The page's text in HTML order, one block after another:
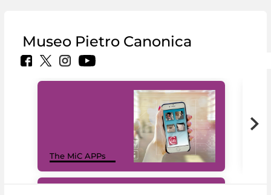
Museo Pietro Canonica
The MiC APPs